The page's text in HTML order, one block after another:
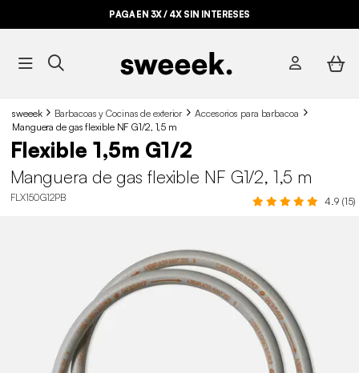
PAGA EN 3X / 4X SIN INTERESES
sweeek Barbacoas y Cocinas de exterior
Accesorios para barbacoa
Manguera de gas flexible NF G1/2, 1,5 m
Flexible 1,5m G1/2
Manguera de gas flexible NF G1/2, 1,5 m
FLX150G12PB 4.9 (15)